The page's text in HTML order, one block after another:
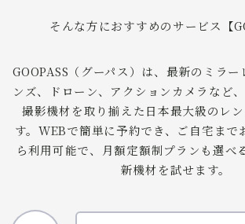
そんな方におすすめのサービス【
GOOPASS（グーパス）は、最新のミラ
ンズ、ドローン、アクションカメラなど
撮影機材を取り揃えた日本最大級のレ
す。WEBで簡単に予約でき、ご自宅まで
ら利用可能で、月額定額制プランも選べ
新機材を試せます。